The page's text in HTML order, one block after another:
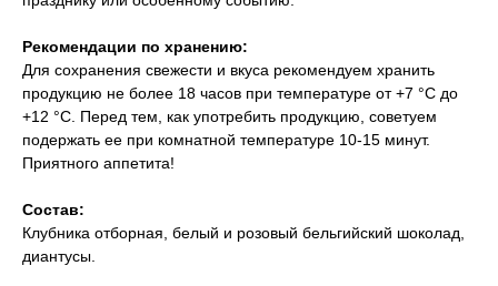
Рекомендации по хранению:
Для сохранения свежести и вкуса рекомендуем хранить
продукцию не более 18 часов при температуре от +7 °С до
+12 °С. Перед тем, как употребить продукцию, советуем
подержать ее при комнатной температуре 10-15 минут.
​Приятного аппетита!
Состав:
Клубника отборная, белый и розовый бельгийский шоколад,
диантусы.